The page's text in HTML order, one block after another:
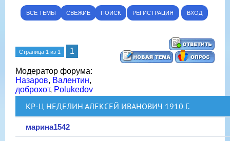
ВСЕ ТЕМЫ СВЕЖИЕ ПОИСК РЕГИСТРАЦИЯ ВХОД
Страница 1 из 1 1
Модератор форума:
Назаров, Валентин,
доброхот, Polukedov
КР-Ц НЕДЕЛИН АЛЕКСЕЙ ИВАНОВИЧ 1910 Г.
марина1542